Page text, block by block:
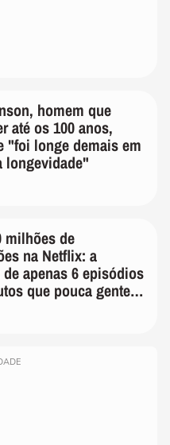
homem que
até os 100 anos,
"foi longe demais em
longevidade"
milhões de
na Netflix: a
apenas 6 episódios
que pouca gente